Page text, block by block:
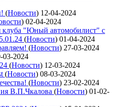
(Новости) 12-04-2024
) 02-04-2024
клуба "Юный автомобилист" с
(Новости) 01-04-2024
(Новости) 27-03-2024
03-2024
(Новости) 12-03-2024
(Новости) 08-03-2024
(Новости) 23-02-2024
В.П.Чкалова (Новости) 01-02-